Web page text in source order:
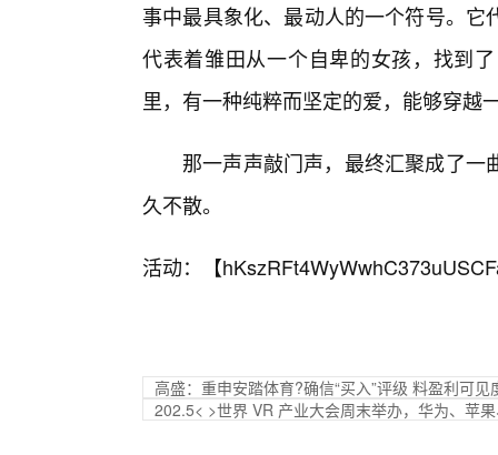
事中最具象化、最动人的一个符号。
代表着雏田从一个自卑的女孩，找到
里，有一种纯粹而坚定的爱，能够穿越
那一声声敲门声，最终汇聚成了
久不散。
活动：【
高盛：重申安踏体育?确信“买入”评级 料盈利可见
202.5< >世界 VR 产业大会周末举办，华为、苹